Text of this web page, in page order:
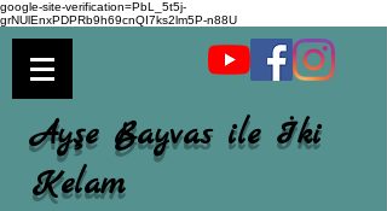
google-site-verification=PbL_5t5j-
grNUlEnxPDPRb9h69cnQI7ks2lm5P-n88U
Ayşe Bayvas ile İki
Kelam